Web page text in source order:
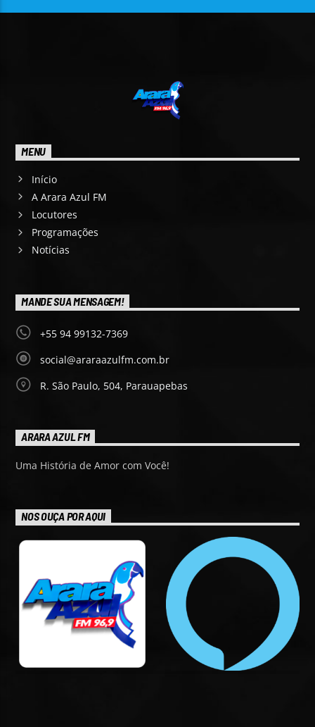
MENU
Início
A Arara Azul FM
Locutores
Programações
Notícias
MANDE SUA MENSAGEM!
+55 94 99132-7369
social@araraazulfm.com.br
R. São Paulo, 504, Parauapebas
ARARA AZUL FM
Uma História de Amor com Você!
NOS OUÇA POR AQUI